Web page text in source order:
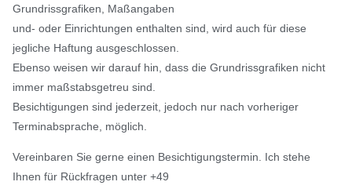
Grundrissgrafiken, Maßangaben
und- oder Einrichtungen enthalten sind, wird auch für diese
jegliche Haftung ausgeschlossen.
Ebenso weisen wir darauf hin, dass die Grundrissgrafiken nicht
immer maßstabsgetreu sind.
Besichtigungen sind jederzeit, jedoch nur nach vorheriger
Terminabsprache, möglich.
Vereinbaren Sie gerne einen Besichtigungstermin. Ich stehe
Ihnen für Rückfragen unter +49